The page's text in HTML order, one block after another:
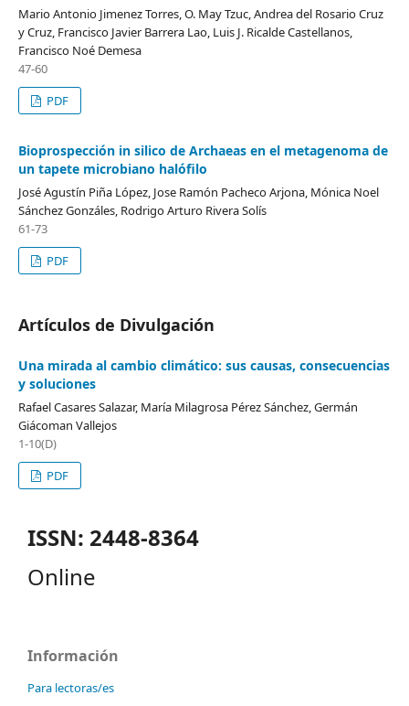
Mario Antonio Jimenez Torres, O. May Tzuc, Andrea del Rosario Cruz
y Cruz, Francisco Javier Barrera Lao, Luis J. Ricalde Castellanos,
Francisco Noé Demesa
47-60
PDF
Bioprospección in silico de Archaeas en el metagenoma de
un tapete microbiano halófilo
José Agustín Piña López, Jose Ramón Pacheco Arjona, Mónica Noel
Sánchez Gonzáles, Rodrigo Arturo Rivera Solís
61-73
PDF
Artículos de Divulgación
Una mirada al cambio climático: sus causas, consecuencias
y soluciones
Rafael Casares Salazar, María Milagrosa Pérez Sánchez, Germán
Giácoman Vallejos
1-10(D)
PDF
ISSN: 2448-8364
Online
Información
Para lectoras/es